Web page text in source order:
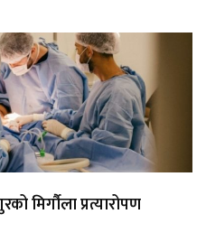
मिर्गौला प्रत्यारोपण